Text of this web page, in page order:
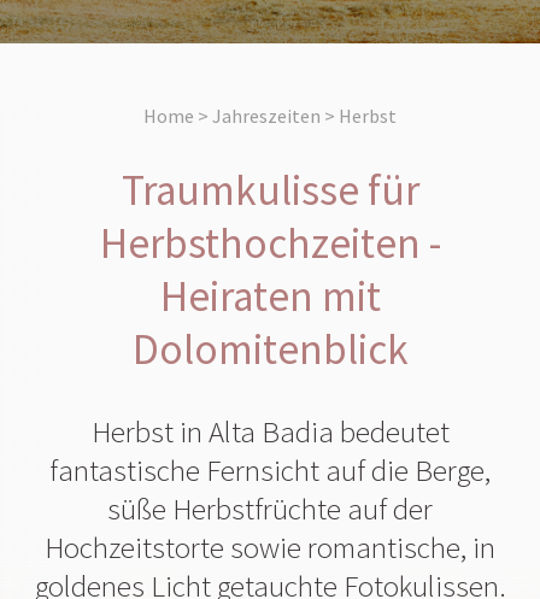
Home > Jahreszeiten > Herbst
Traumkulisse für
Herbsthochzeiten -
Heiraten mit
Dolomitenblick
Herbst in Alta Badia bedeutet
fantastische Fernsicht auf die Berge,
süße Herbstfrüchte auf der
Hochzeitstorte sowie romantische, in
goldenes Licht getauchte Fotokulissen.